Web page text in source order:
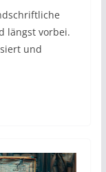
längst vorbei.
und